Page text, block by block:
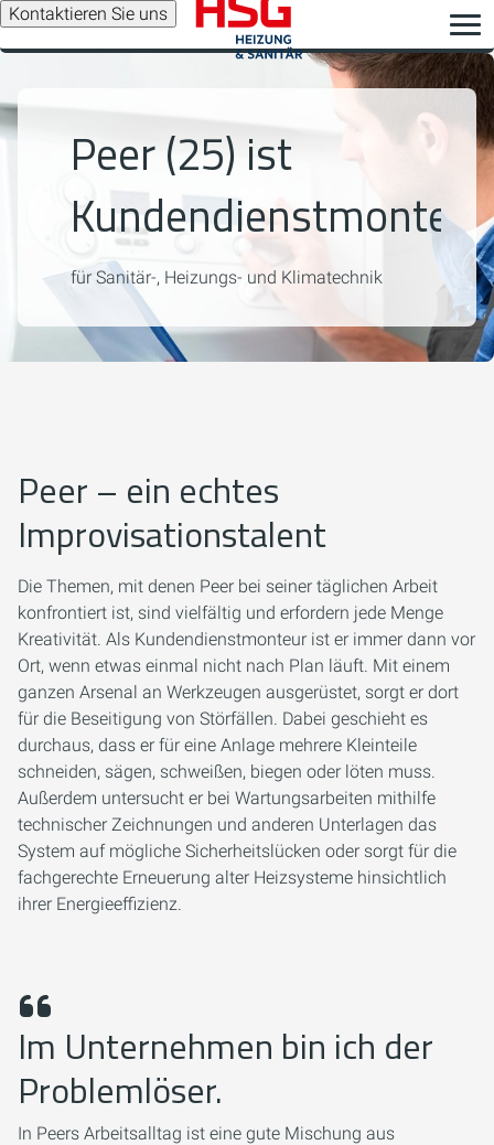
Kontaktieren Sie uns
Peer (25) ist
Kundendienstmonteur
für Sanitär-, Heizungs- und Klimatechnik
Peer – ein echtes
Improvisationstalent
Die Themen, mit denen Peer bei seiner täglichen Arbeit
konfrontiert ist, sind vielfältig und erfordern jede Menge
Kreativität. Als Kundendienstmonteur ist er immer dann vor
Ort, wenn etwas einmal nicht nach Plan läuft. Mit einem
ganzen Arsenal an Werkzeugen ausgerüstet, sorgt er dort
für die Beseitigung von Störfällen. Dabei geschieht es
durchaus, dass er für eine Anlage mehrere Kleinteile
schneiden, sägen, schweißen, biegen oder löten muss.
Außerdem untersucht er bei Wartungsarbeiten mithilfe
technischer Zeichnungen und anderen Unterlagen das
System auf mögliche Sicherheitslücken oder sorgt für die
fachgerechte Erneuerung alter Heizsysteme hinsichtlich
ihrer Energieeffizienz.
Im Unternehmen bin ich der
Problemlöser.
In Peers Arbeitsalltag ist eine gute Mischung aus